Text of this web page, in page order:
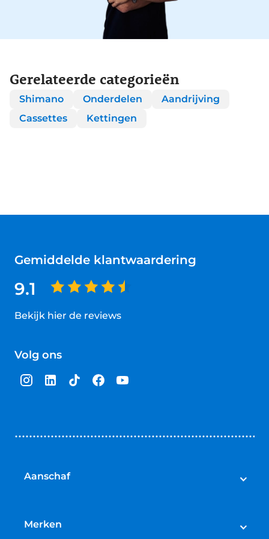
Gerelateerde categorieën
Shimano Onderdelen
Aandrijving
Cassettes
Kettingen
Gemiddelde klantwaardering
9.1
Bekijk hier de reviews
van
sterren
Volg ons
Aanschaf
Speed pedelecs
Merken